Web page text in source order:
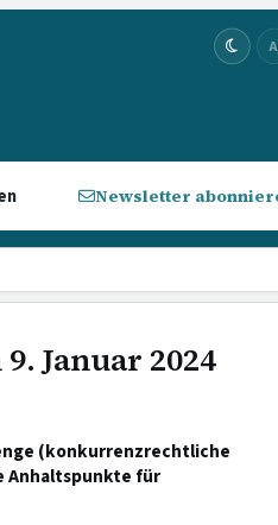
Newsletter
Januar 2024
(konkurrenzrechtliche
Anhaltspunkte für